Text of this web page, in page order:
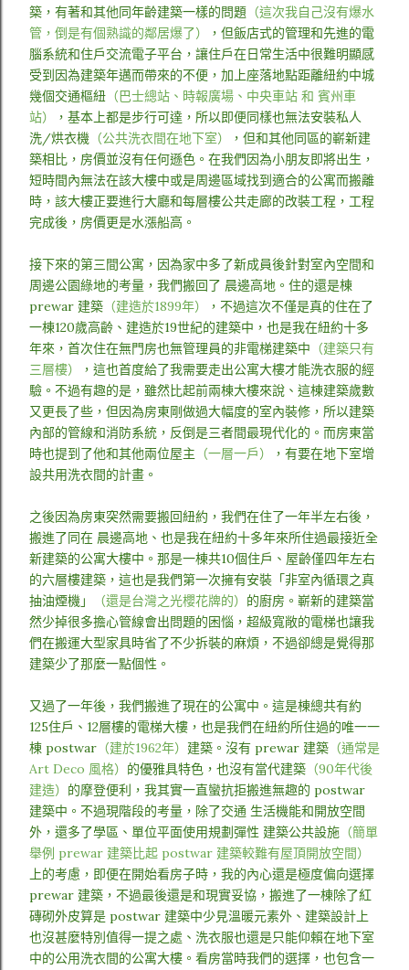
築，有著和其他同年齡建築一樣的問題 （這次我自己沒有爆水
管，倒是有個熟識的鄰居爆了）
，但飯店式的管理和先進的電
腦系統和住戶交流電子平台，讓住戶在日常生活中很難明顯感
受到因為建築年邁而帶來的不便，加上座落地點距離紐約中城
幾個交通樞紐 （巴士總站、時報廣場、中央車站 和 賓州車
站）
，基本上都是步行可達，所以即便同樣也無法安裝私人
洗/烘衣機 （公共洗衣間在地下室）
，但和其他同區的嶄新建
築相比，房價並沒有任何遜色。在我們因為小朋友即將出生，
短時間內無法在該大樓中或是周邊區域找到適合的公寓而搬離
時，該大樓正要進行大廳和每層樓公共走廊的改裝工程，工程
完成後，房價更是水漲船高。
接下來的第三間公寓，因為家中多了新成員後針對室內空間和
周邊公園綠地的考量，我們搬回了 晨邊高地。住的還是棟
prewar 建築 （建造於1899年）
，不過這次不僅是真的住在了
一棟120歲高齡、建造於19世紀的建築中，也是我在紐約十多
年來，首次住在無門房也無管理員的非電梯建築中 （建築只有
三層樓）
，這也首度給了我需要走出公寓大樓才能洗衣服的經
驗。不過有趣的是，雖然比起前兩棟大樓來說、這棟建築歲數
又更長了些，但因為房東剛做過大幅度的室內裝修，所以建築
內部的管線和消防系統，反倒是三者間最現代化的。而房東當
時也提到了他和其他兩位屋主 （一層一戶）
，有要在地下室增
設共用洗衣間的計畫。
之後因為房東突然需要搬回紐約，我們在住了一年半左右後，
搬進了同在 晨邊高地、也是我在紐約十多年來所住過最接近全
新建築的公寓大樓中。那是一棟共10個住戶、屋齡僅四年左右
的六層樓建築，這也是我們第一次擁有安裝「非室內循環之真
抽油煙機」
（還是台灣之光櫻花牌的） 的廚房。嶄新的建築當
然少掉很多擔心管線會出問題的困惱，超級寬敞的電梯也讓我
們在搬運大型家具時省了不少拆裝的麻煩，不過卻總是覺得那
建築少了那麼一點個性。
又過了一年後，我們搬進了現在的公寓中。這是棟總共有約
125住戶、12層樓的電梯大樓，也是我們在紐約所住過的唯一一
棟 postwar （建於1962年） 建築。沒有 prewar 建築 （通常是
Art Deco 風格） 的優雅具特色，也沒有當代建築 （90年代後
建造） 的摩登便利，我其實一直蠻抗拒搬進無趣的 postwar
建築中。不過現階段的考量，除了交通 生活機能和開放空間
外，還多了學區、單位平面使用規劃彈性 建築公共設施 （簡單
舉例 prewar 建築比起 postwar 建築較難有屋頂開放空間）
上的考慮，即便在開始看房子時，我的內心還是極度偏向選擇
prewar 建築，不過最後還是和現實妥協，搬進了一棟除了紅
磚砌外皮算是 postwar 建築中少見溫暖元素外、建築設計上
也沒甚麼特別值得一提之處、洗衣服也還是只能仰賴在地下室
中的公用洗衣間的公寓大樓。看房當時我們的選擇，也包含一